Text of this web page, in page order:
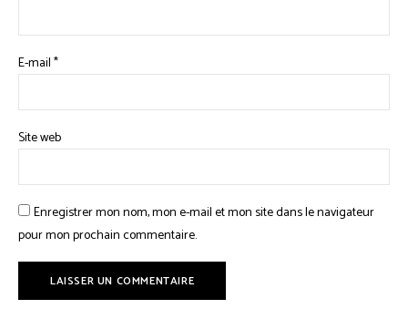
E-mail*
Site web
Enregistrer mon nom, mon e-mail et mon site dans le navigateur
pour mon prochain commentaire.